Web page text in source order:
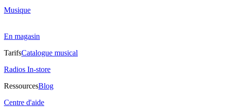
Musique
En magasin
TarifsCatalogue musical
Radios In-store
RessourcesBlog
Centre d'aide